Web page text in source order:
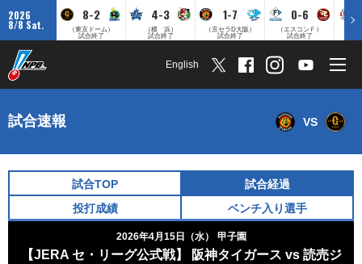
2026
8/8 Sat.
8-2
（東京ドーム）
試合終了
4-3
（横 浜）
試合終了
1-7
（京セラD大阪）
試合終了
0-6
（エスコンＦ）
試合終了
English
試合速報 VS
試合TOP
試合経過
投打成績
ベンチ入り選手
2026年4月15日（水） 甲子園
【JERA セ・リーグ公式戦】 阪神タイガース vs 読売ジ